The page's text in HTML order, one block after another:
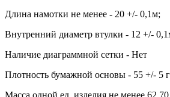
Длина намотки не менее - 20 +/- 0,1м;
Внутренний диаметр втулки - 12 +/-
Наличие диаграммной сетки - Нет
Плотность бумажной основы - 55 +/- 5
Масса одной ед. изделия не менее